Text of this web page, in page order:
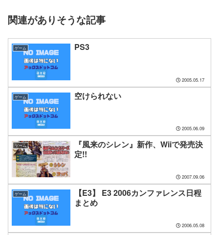
関連がありそうな記事
ゲーム PS3
2005.05.17
ゲーム 空けられない
2005.06.09
ゲーム
『風来のシレン』新作、Wiiで発売決
定!!
2007.09.06
ゲーム
【E3】 E3 2006カンファレンス日程
まとめ
2006.05.08